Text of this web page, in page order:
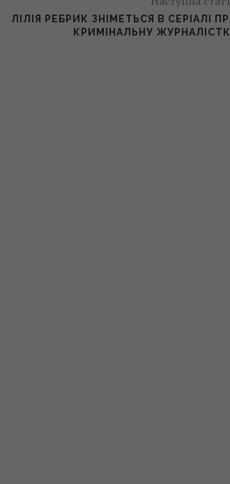
ЛІЛІЯ РЕБРИК ЗНІМЕТЬСЯ В СЕРІАЛІ
КРИМІНАЛЬНУ